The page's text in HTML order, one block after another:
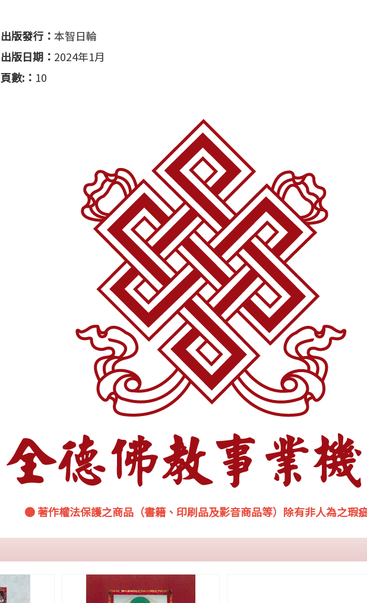
出版發行： 本智日輪
出版日期： 2024年1月
頁數:： 10
● 著作權法保護之商品（書籍、印刷品及影音商品等）除有非人為之瑕